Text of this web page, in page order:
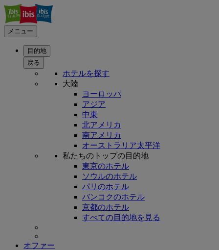
メニュー
目的地
戻る
ホテルを探す
大陸
ヨーロッパ
アジア
中東
北アメリカ
南アメリカ
オーストラリア太平洋
私たちのトップの目的地
東京のホテル
ソウルのホテル
パリのホテル
バンコクのホテル
京都のホテル
すべての目的地を見る
オファー